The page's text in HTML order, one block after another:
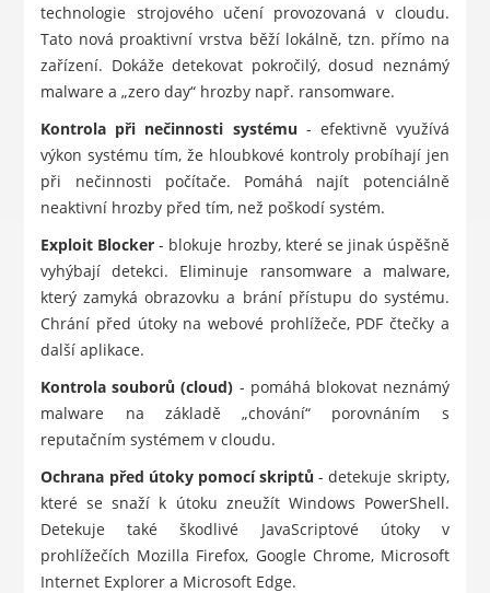
technologie strojového učení provozovaná v cloudu.
Tato nová proaktivní vrstva běží lokálně, tzn. přímo na
zařízení. Dokáže detekovat pokročilý, dosud neznámý
malware a „zero day“ hrozby např. ransomware.
Kontrola při nečinnosti systému - efektivně využívá
výkon systému tím, že hloubkové kontroly probíhají jen
při nečinnosti počítače. Pomáhá najít potenciálně
neaktivní hrozby před tím, než poškodí systém.
Exploit Blocker - blokuje hrozby, které se jinak úspěšně
vyhýbají detekci. Eliminuje ransomware a malware,
který zamyká obrazovku a brání přístupu do systému.
Chrání před útoky na webové prohlížeče, PDF čtečky a
další aplikace.
Kontrola souborů (cloud) - pomáhá blokovat neznámý
malware na základě „chování“ porovnáním s
reputačním systémem v cloudu.
Ochrana před útoky pomocí skriptů - detekuje skripty,
které se snaží k útoku zneužít Windows PowerShell.
Detekuje také škodlivé JavaScriptové útoky v
prohlížečích Mozilla Firefox, Google Chrome, Microsoft
Internet Explorer a Microsoft Edge.